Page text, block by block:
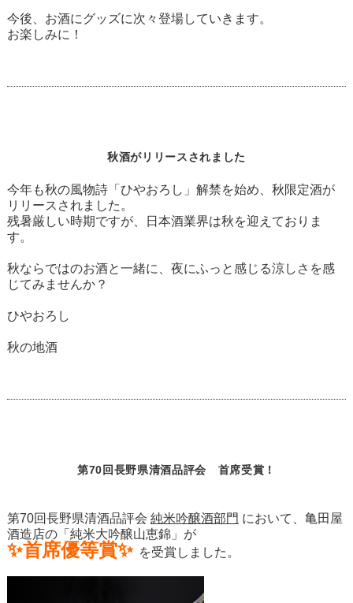
今後、お酒にグッズに次々登場していきます。
お楽しみに！
秋酒がリリースされました
今年も秋の風物詩「ひやおろし」解禁を始め、秋限定酒が
リリースされました。
残暑厳しい時期ですが、日本酒業界は秋を迎えておりま
す。
秋ならではのお酒と一緒に、夜にふっと感じる涼しさを感
じてみませんか？
ひやおろし
秋の地酒
第70回長野県清酒品評会 首席受賞！
第70回長野県清酒品評会 純米吟醸酒部門 において、亀田屋
酒造店の「 純米大吟醸山恵錦」が
✨首席優等賞✨ を受賞しました。